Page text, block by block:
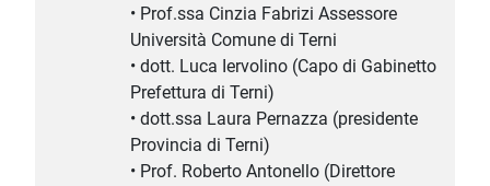
• Prof.ssa Cinzia Fabrizi Assessore
Università Comune di Terni
• dott. Luca Iervolino (Capo di Gabinetto
Prefettura di Terni)
• dott.ssa Laura Pernazza (presidente
Provincia di Terni)
• Prof. Roberto Antonello (Direttore